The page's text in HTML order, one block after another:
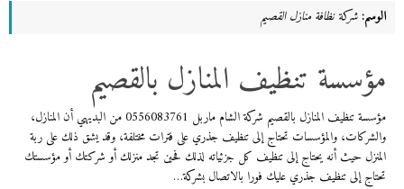
الوسم: شركة نظافة منازل القصيم
مؤسسة تنظيف المنازل بالقصيم
مؤسسة تنظيف المنازل بالقصيم شركة الشام ماربل 0556083761 من البديهي أن المنازل،
والشركات، والمؤسسات تحتاج إلى تنظيف جذري على فترات مختلفة، وقد يشق ذلك على ربة
المنزل حيث أنه يحتاج إلى تنظيف كل جزئياته لذلك فحين تجد منزلك أو شركتك أو مؤسستك
تحتاج إلى تنظيف جذري عليك فورا بالاتصال بشركة…